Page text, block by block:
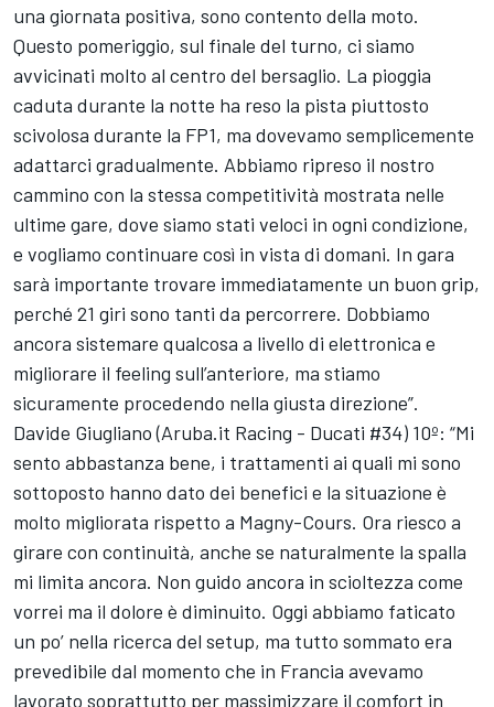
una giornata positiva, sono contento della moto.
Questo pomeriggio, sul finale del turno, ci siamo
avvicinati molto al centro del bersaglio. La pioggia
caduta durante la notte ha reso la pista piuttosto
scivolosa durante la FP1, ma dovevamo semplicemente
adattarci gradualmente. Abbiamo ripreso il nostro
cammino con la stessa competitività mostrata nelle
ultime gare, dove siamo stati veloci in ogni condizione,
e vogliamo continuare così in vista di domani. In gara
sarà importante trovare immediatamente un buon grip,
perché 21 giri sono tanti da percorrere. Dobbiamo
ancora sistemare qualcosa a livello di elettronica e
migliorare il feeling sull’anteriore, ma stiamo
sicuramente procedendo nella giusta direzione”.
Davide Giugliano (Aruba.it Racing - Ducati #34) 10º: “Mi
sento abbastanza bene, i trattamenti ai quali mi sono
sottoposto hanno dato dei benefici e la situazione è
molto migliorata rispetto a Magny-Cours. Ora riesco a
girare con continuità, anche se naturalmente la spalla
mi limita ancora. Non guido ancora in scioltezza come
vorrei ma il dolore è diminuito. Oggi abbiamo faticato
un po’ nella ricerca del setup, ma tutto sommato era
prevedibile dal momento che in Francia avevamo
lavorato soprattutto per massimizzare il comfort in